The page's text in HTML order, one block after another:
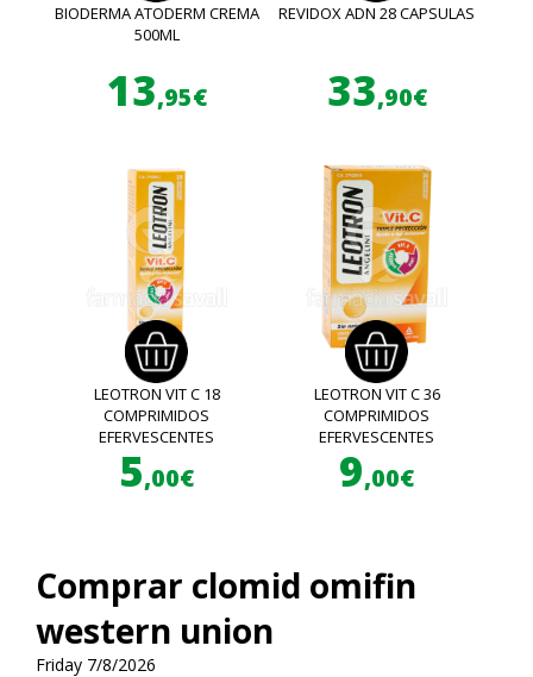
BIODERMA ATODERM CREMA
500ML
13,95€
REVIDOX ADN 28 CAPSULAS
33,90€
LEOTRON VIT C 18
COMPRIMIDOS
EFERVESCENTES
5,00€
LEOTRON VIT C 36
COMPRIMIDOS
EFERVESCENTES
9,00€
Comprar clomid omifin
western union
Friday 7/8/2026